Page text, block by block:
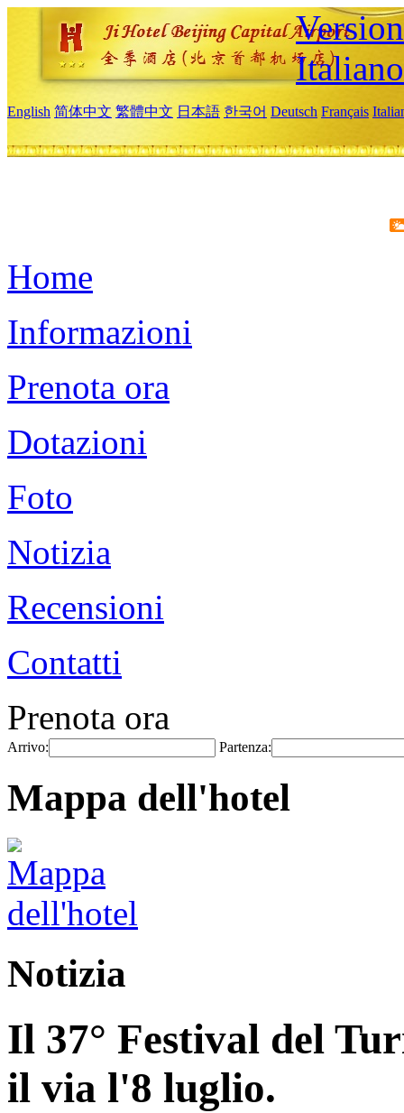
Italiano
English 简体中文 繁體中文 日本語 한국어 Deutsch Français
Home
Informazioni
Prenota ora
Dotazioni
Foto
Notizia
Recensioni
Contatti
Prenota ora
Arrivo: Partenza:
Mappa dell'hotel
Notizia
Il 37° Festival del
il via l'8 luglio.